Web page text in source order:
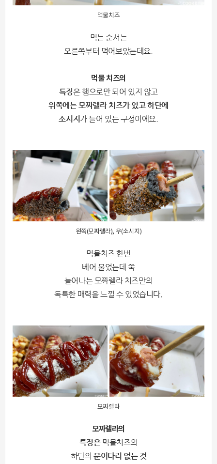
먹물치즈
먹는 순서는
오른쪽부터 먹어보았는데요.
먹물 치즈의
특징은 햄으로만 되어 있지 않고
위쪽에는 모짜렐라 치즈가 있고 하단에
소시지 가 들어 있는 구성이에요.
왼쪽(모짜렐라), 우(소시지)
먹물치즈 한번
베어 물었는데 쭉
늘어나는 모짜렐라 치즈만의
독특한 매력을 느낄 수 있었습니다.
모짜렐라
모짜렐라의
특징은먹물치즈의
하단의 문어다리 없는 것